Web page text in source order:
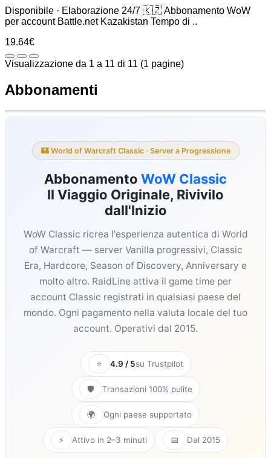
Disponibile · Elaborazione 24/7 🇰🇿 Abbonamento WoW
per account Battle.net Kazakistan Tempo di ..
19.64€
Visualizzazione da 1 a 11 di 11 (1 pagine)
Abbonamenti
🏰 World of Warcraft Classic · Server a Progressione
Abbonamento WoW Classic
Il Viaggio Originale, Rivivilo
dall'Inizio
WoW Classic ricrea l'esperienza autentica di World
of Warcraft — server Vanilla progressivi, Classic
Era, Hardcore, Season of Discovery, Anniversary e
molto altro. RaidLine attiva il game time per
account Classic registrati in qualsiasi paese del
mondo. Ogni pagamento nella valuta locale del tuo
account. Operativi dal 2015.
⭐ 4.9 / 5su Trustpilot
🛡️ Transazioni 100% pulite
🌍 Ogni paese supportato
⚡ Attivo in 2–3 minuti 📅 Dal 2015